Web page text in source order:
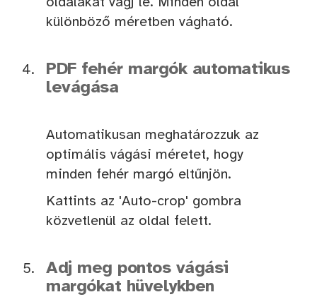
különböző méretben vágható.
PDF fehér margók automatikus
levágása
Automatikusan meghatározzuk az
optimális vágási méretet, hogy
minden fehér margó eltűnjön.
Kattints az 'Auto-crop' gombra
közvetlenül az oldal felett.
Adj meg pontos vágási
margókat hüvelykben